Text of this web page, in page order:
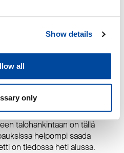
Show details
all
only
kodin valmistumisen
rakennustarvikkeisiin sekä
jäävät talopaketin
talohankintaan on tällä
helpompi saada
on tiedossa heti alussa.